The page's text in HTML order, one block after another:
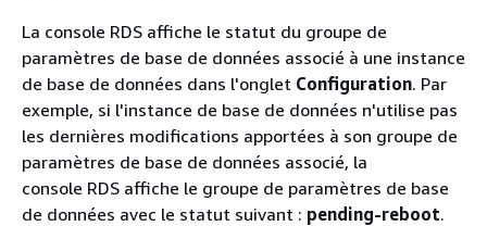
La console RDS affiche le statut du groupe de
paramètres de base de données associé à une instance
de base de données dans l'onglet Configuration. Par
exemple, si l'instance de base de données n'utilise pas
les dernières modifications apportées à son groupe de
paramètres de base de données associé, la
console RDS affiche le groupe de paramètres de base
de données avec le statut suivant : pending-reboot.